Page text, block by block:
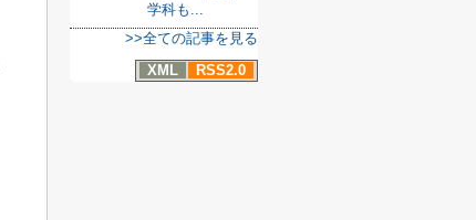
学科も...
>>全ての記事を見る
XML
RSS2.0